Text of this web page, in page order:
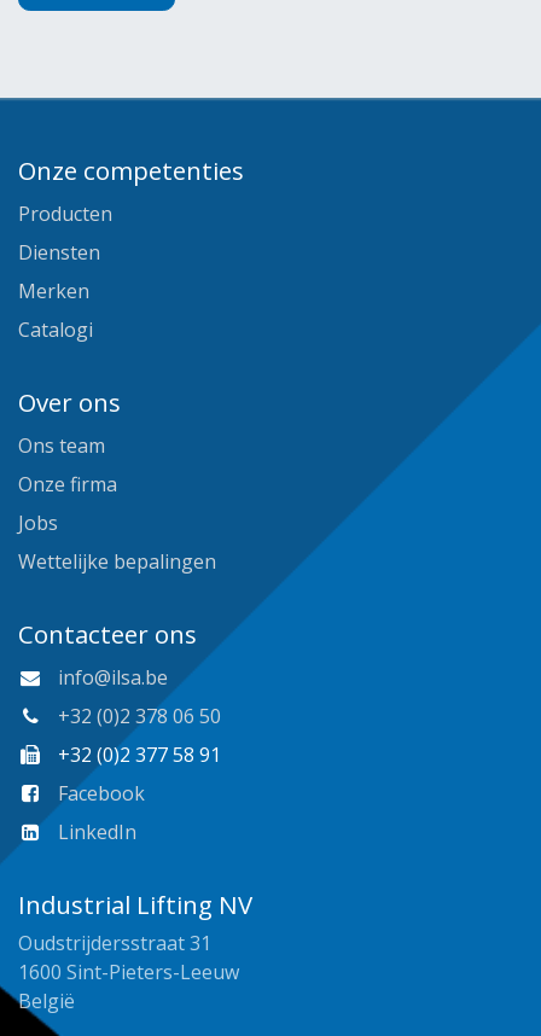
Onze competenties
Producten
Diensten
Merken
Catalogi
Over ons
Ons team
Onze firma
Jobs
Wettelijke bepalingen
Contacteer ons
info@ilsa.be
+32 (0)2 378 06 50
+32 (0)2 377 58 91
Facebook
LinkedIn
Industrial Lifting NV
Oudstrijdersstraat 31
1600 Sint-Pieters-Leeuw
België